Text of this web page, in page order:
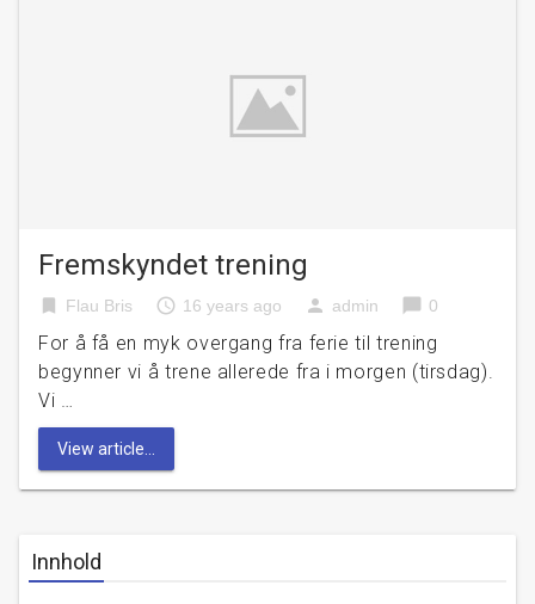
Fremskyndet trening
bookmark Flau Bris access_time 16 years ago person admin chat_bubble 0
For å få en myk overgang fra ferie til trening
begynner vi å trene allerede fra i morgen (tirsdag).
Vi …
View article...
Innhold